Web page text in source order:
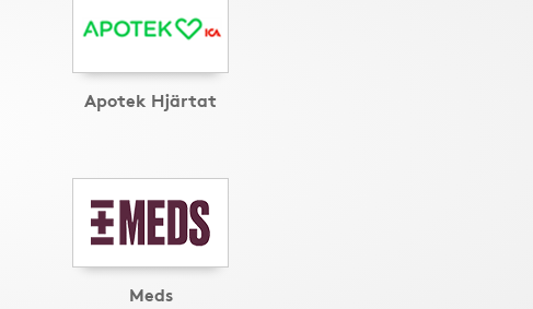
Apotek Hjärtat
Meds